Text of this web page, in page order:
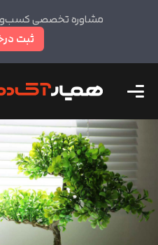
مشاوره تخصصی
ثبت